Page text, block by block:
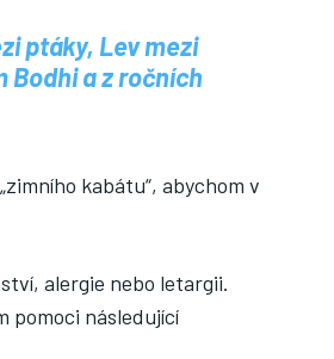
ptáky, Lev mezi
a z ročních
kabátu“, abychom v
alergie nebo letargii.
pomoci následující